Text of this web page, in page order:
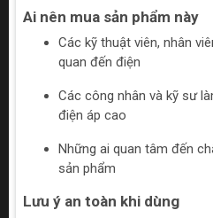
Ai nên mua sản phẩm này
Các kỹ thuật viên, nhân
quan đến điện
Các công nhân và kỹ sư
điện áp cao
Những ai quan tâm đến
sản phẩm
Lưu ý an toàn khi dùng